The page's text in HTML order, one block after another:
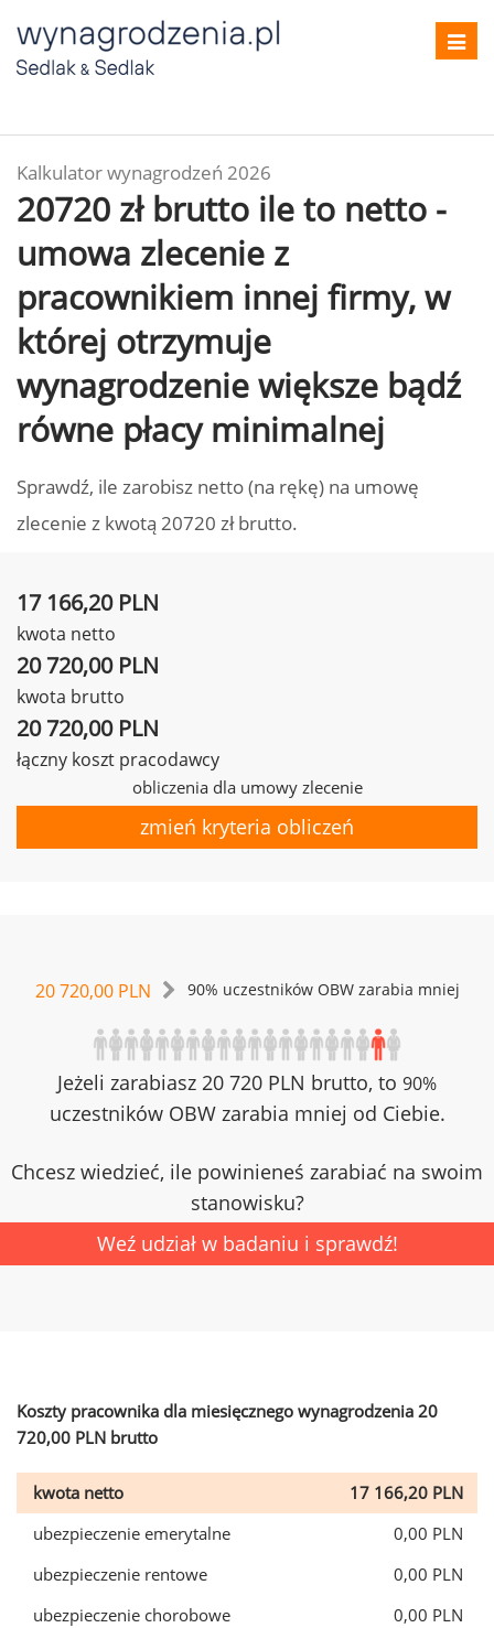
Kalkulator wynagrodzeń 2026
20720 zł brutto ile to netto -
umowa zlecenie z
pracownikiem innej firmy, w
której otrzymuje
wynagrodzenie większe bądź
równe płacy minimalnej
Sprawdź, ile zarobisz netto (na rękę) na umowę
zlecenie z kwotą 20720 zł brutto.
17 166,20 PLN
kwota netto
20 720,00 PLN
kwota brutto
20 720,00 PLN
łączny koszt pracodawcy
obliczenia dla umowy zlecenie
zmień kryteria obliczeń
20 720,00 PLN 90% uczestników OBW zarabia mniej
Jeżeli zarabiasz 20 720 PLN brutto, to 90%
uczestników OBW zarabia mniej od Ciebie.
Chcesz wiedzieć, ile powinieneś zarabiać na swoim
stanowisku?
Weź udział w badaniu i sprawdź!
Koszty pracownika dla miesięcznego wynagrodzenia 20
720,00 PLN brutto
kwota netto
17 166,20 PLN
ubezpieczenie emerytalne
0,00 PLN
ubezpieczenie rentowe
0,00 PLN
ubezpieczenie chorobowe
0,00 PLN